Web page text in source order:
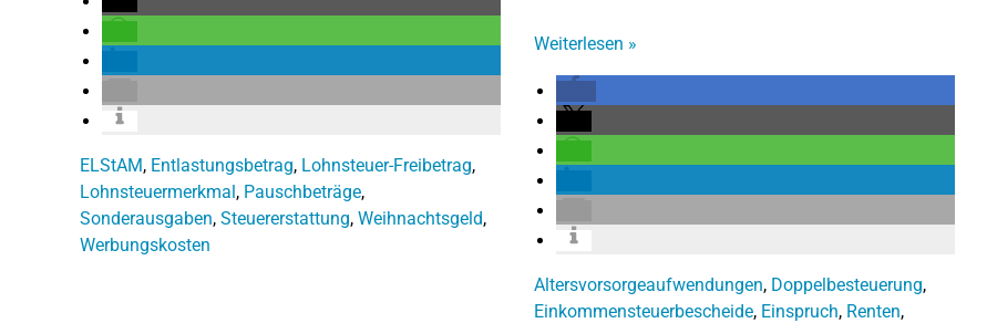
ELStAM, Entlastungsbetrag, Lohnsteuer-Freibetrag,
Lohnsteuermerkmal, Pauschbeträge,
Sonderausgaben, Steuererstattung, Weihnachtsgeld,
Werbungskosten
Weiterlesen »
Altersvorsorgeaufwendungen, Doppelbesteuerung,
Einkommensteuerbescheide, Einspruch, Renten,